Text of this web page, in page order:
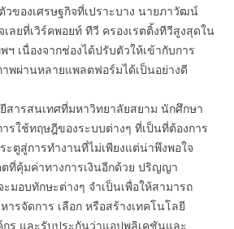
วของเศรษฐกิจที่เปราะบาง นายภาวัฒน์
ลยที่เวิร์คพอยท์ ทีวี ครองเรตติ้งทีวีสูงสุดใน
ฯ เนื่องจากช่องได้ปรับตัวให้เข้ากับการ
พผ่านหลายแพลตฟอร์มได้เป็นอย่างดี
สารสนเทศที่มหาวิทยาลัยสยาม นักศึกษา
รใช้ทฤษฎีของระบบต่างๆ ที่เป็นที่ต้องการ
ะตูสู่การทำงานที่ไม่เพียงแต่น่าพึงพอใจ
ที่คุ้มค่าทางการเงินอีกด้วย ปริญญา
มอบทักษะต่างๆ จำเป็นเพื่อให้สามารถ
รจัดการ เลือก หรือสร้างเทคโนโลยี
กร และรับประกันว่าแอปพลิเคชันและ